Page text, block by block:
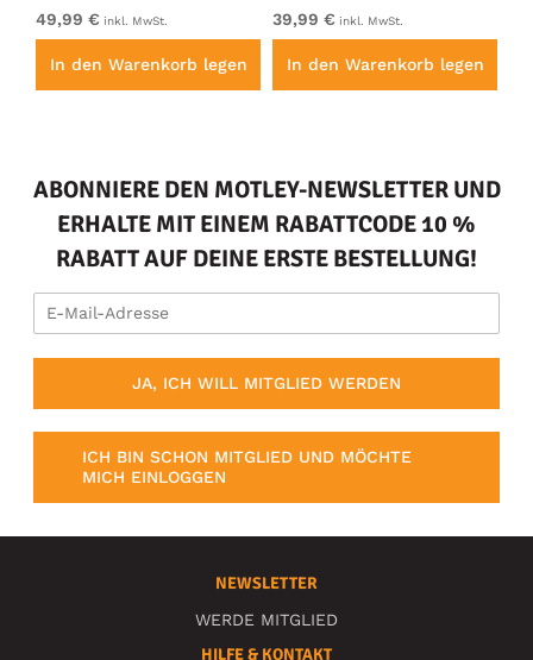
49,99 € inkl. MwSt.
In den Warenkorb legen
39,99 € inkl. MwSt.
In den Warenkorb legen
ABONNIERE DEN MOTLEY-NEWSLETTER UND
ERHALTE MIT EINEM RABATTCODE 10 %
RABATT AUF DEINE ERSTE BESTELLUNG!
JA, ICH WILL MITGLIED WERDEN
ICH BIN SCHON MITGLIED UND MÖCHTE
MICH EINLOGGEN
NEWSLETTER
WERDE MITGLIED
HILFE & KONTAKT